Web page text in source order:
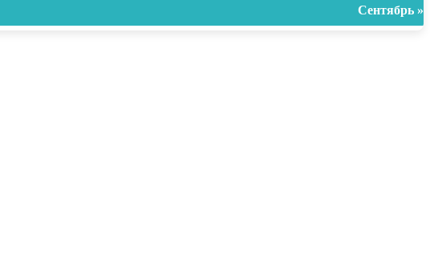
Сентябрь »